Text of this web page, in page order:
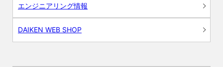
エンジニアリング情報
DAIKEN WEB SHOP